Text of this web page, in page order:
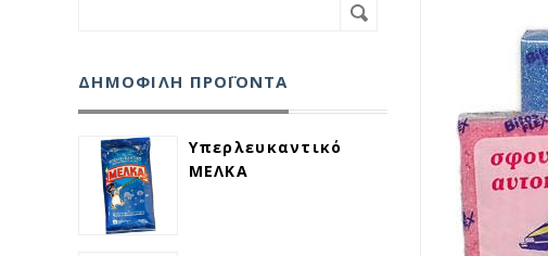
ΔΗΜΟΦΙΛΗ ΠΡΟΪΟΝΤΑ
Υπερλευκαντικό
ΜΕΛΚΑ